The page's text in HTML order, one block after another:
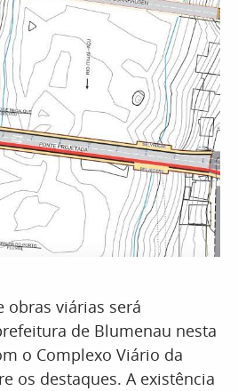
obras viárias será
de Blumenau nesta
o Complexo Viário da
os destaques. A existência